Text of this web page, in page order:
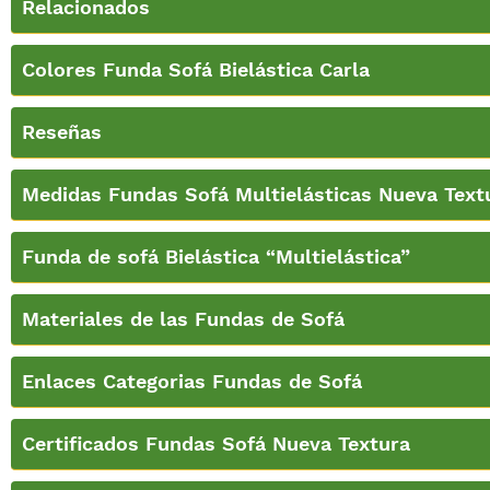
Relacionados
Colores Funda Sofá Bielástica Carla
Reseñas
Medidas Fundas Sofá Multielásticas Nueva
Funda de sofá Bielástica “Multielástica”
Materiales de las Fundas de Sofá
Enlaces Categorias Fundas de Sofá
Certificados Fundas Sofá Nueva Textura